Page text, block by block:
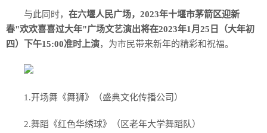
与此同时， 在六堰人民广场，2023年十堰市茅箭区迎新
春"欢欢喜喜过大年"广场文艺演出将在2023年1月25日（大年初
四）下午15:00准时上演，为市民带来新年的精彩和祝福。
1.开场舞《舞狮》（盛典文化传播公司）
2.舞蹈《红色华绣球》（区老年大学舞蹈队）